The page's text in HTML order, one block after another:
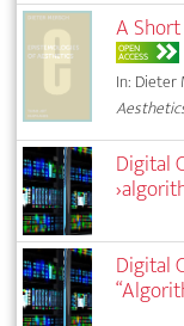
A
OPEN
ACCESS
In: Dieter
Digital
Digital